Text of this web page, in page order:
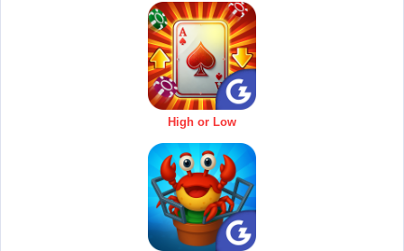
High or Low